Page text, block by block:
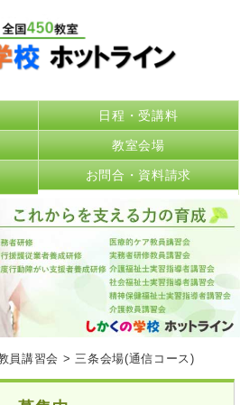
日程・受講料
教室会場
お問合・資料請求
員講習会 > 三条会場(通信コース)